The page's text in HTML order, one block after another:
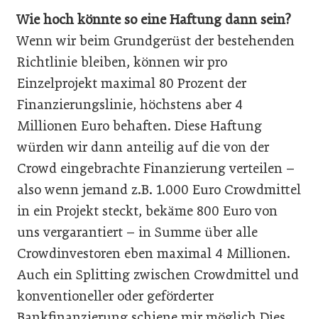
Wie hoch könnte so eine Haftung dann sein?
Wenn wir beim Grundgerüst der bestehenden
Richtlinie bleiben, können wir pro
Einzelprojekt maximal 80 Prozent der
Finanzierungslinie, höchstens aber 4
Millionen Euro behaften. Diese Haftung
würden wir dann anteilig auf die von der
Crowd eingebrachte Finanzierung verteilen –
also wenn jemand z.B. 1.000 Euro Crowdmittel
in ein Projekt steckt, bekäme 800 Euro von
uns vergarantiert – in Summe über alle
Crowdinvestoren eben maximal 4 Millionen.
Auch ein Splitting zwischen Crowdmittel und
konventioneller oder geförderter